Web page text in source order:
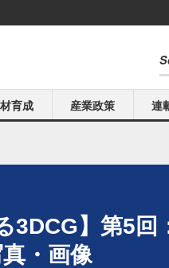
育成 産業政策 連
】第5回
・画像